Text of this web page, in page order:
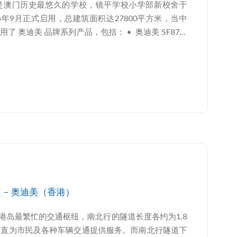
门历史最悠久的学校，镜平学校小学部新校舍于
9月正式启用，总建筑面积达27800平方米，当中
了 奥迪美 品牌系列产品，包括： • 奥迪美 SF87...
奥迪美（香港）
岛最繁忙的交通枢纽，南北行的隧道长度各约为1.8
为市民及各种车辆交通提供服务。而南北行隧道下